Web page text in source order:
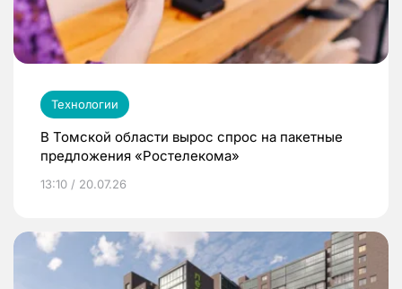
Технологии
В Томской области вырос спрос на пакетные
предложения «Ростелекома»
13:10 / 20.07.26